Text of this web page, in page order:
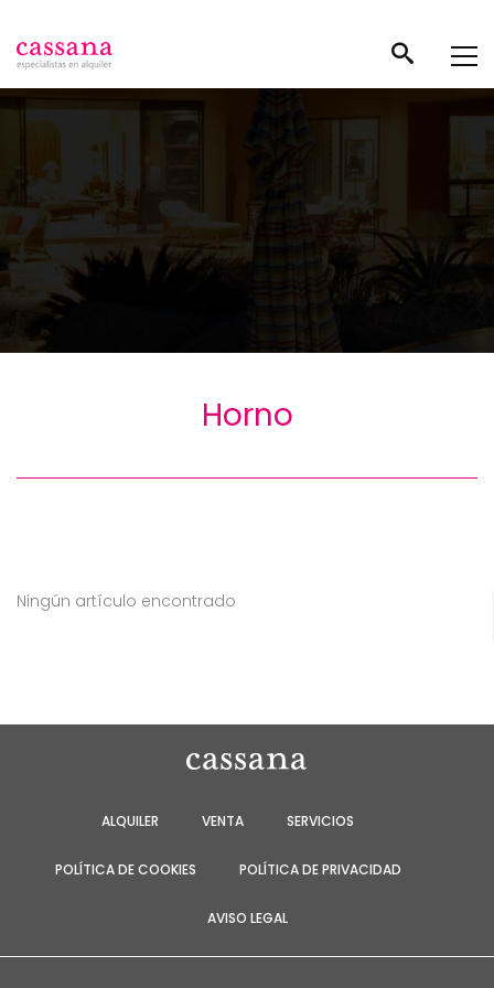
Horno
Ningún artículo encontrado
ALQUILER VENTA SERVICIOS
POLÍTICA DE COOKIES POLÍTICA DE PRIVACIDAD
AVISO LEGAL